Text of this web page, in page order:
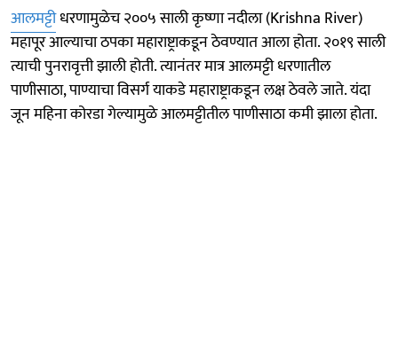
आलमट्टीधरणामुळेच २००५ साली कृष्णा नदीला (Krishna River)
महापूर आल्याचा ठपका महाराष्ट्राकडून ठेवण्यात आला होता. २०१९ साली
त्याची पुनरावृत्ती झाली होती. त्यानंतर मात्र आलमट्टी धरणातील
पाणीसाठा, पाण्याचा विसर्ग याकडे महाराष्ट्राकडून लक्ष ठेवले जाते. यंदा
जून महिना कोरडा गेल्यामुळे आलमट्टीतील पाणीसाठा कमी झाला होता.